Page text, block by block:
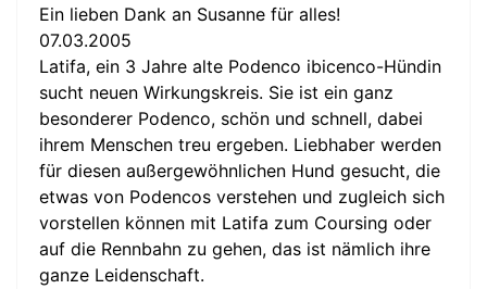
Ein lieben Dank an Susanne für alles!
07.03.2005
Latifa, ein 3 Jahre alte Podenco ibicenco-Hündin
sucht neuen Wirkungskreis. Sie ist ein ganz
besonderer Podenco, schön und schnell, dabei
ihrem Menschen treu ergeben. Liebhaber werden
für diesen außergewöhnlichen Hund gesucht, die
etwas von Podencos verstehen und zugleich sich
vorstellen können mit Latifa zum Coursing oder
auf die Rennbahn zu gehen, das ist nämlich ihre
ganze Leidenschaft.